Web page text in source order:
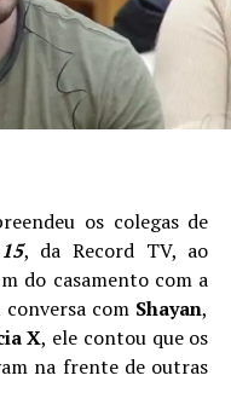
os colegas de
, da Record TV, ao
do casamento com a
conversa com Shayan,
X, ele contou que os
na frente de outras